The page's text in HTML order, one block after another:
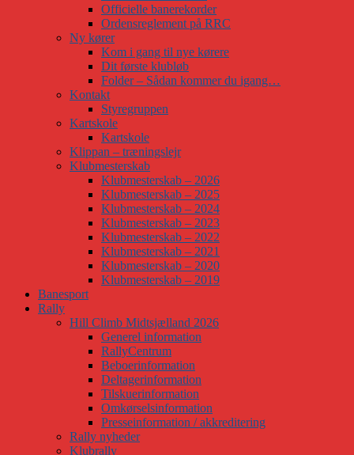
Officielle banerekorder
Ordensreglement på RRC
Ny kører
Kom i gang til nye kørere
Dit første klubløb
Folder – Sådan kommer du igang…
Kontakt
Styregruppen
Kartskole
Kartskole
Klippan – træningslejr
Klubmesterskab
Klubmesterskab – 2026
Klubmesterskab – 2025
Klubmesterskab – 2024
Klubmesterskab – 2023
Klubmesterskab – 2022
Klubmesterskab – 2021
Klubmesterskab – 2020
Klubmesterskab – 2019
Banesport
Rally
Hill Climb Midtsjælland 2026
Generel information
RallyCentrum
Beboerinformation
Deltagerinformation
Tilskuerinformation
Omkørselsinformation
Presseinformation / akkreditering
Rally nyheder
Klubrally